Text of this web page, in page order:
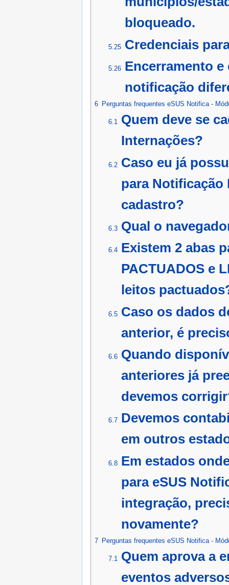
bloqueado.
5.25 Credenciais
5.26 Encerramento
notificação
6 Perguntas frequentes eSUS Notifica -
6.1 Quem deve se
Internações?
6.2 Caso eu já
para Notificação
cadastro?
6.3 Qual o
6.4 Existem 2 abas
PACTUADOS e
leitos
6.5 Caso os dados
anterior, é
6.6 Quando
anteriores já
devemos
6.7 Devemos
em outros
6.8 Em estados
para eSUS
integração,
novamente?
7 Perguntas frequentes eSUS Notifica -
7.1 Quem aprova a
eventos